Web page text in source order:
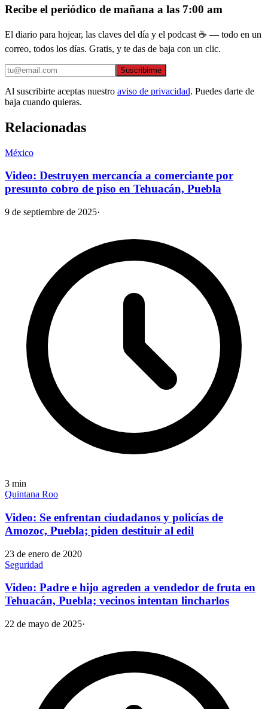
Recibe el periódico de mañana a las 7:00 am
El diario para hojear, las claves del día y el podcast ☕ — todo en un
correo, todos los días. Gratis, y te das de baja con un clic.
Suscribirme
Al suscribirte aceptas nuestro aviso de privacidad. Puedes darte de
baja cuando quieras.
Relacionadas
México
Video: Destruyen mercancía a comerciante por
presunto cobro de piso en Tehuacán, Puebla
9 de septiembre de 2025·
3 min
Quintana Roo
Video: Se enfrentan ciudadanos y policías de
Amozoc, Puebla; piden destituir al edil
23 de enero de 2020
Seguridad
Video: Padre e hijo agreden a vendedor de fruta en
Tehuacán, Puebla; vecinos intentan lincharlos
22 de mayo de 2025·